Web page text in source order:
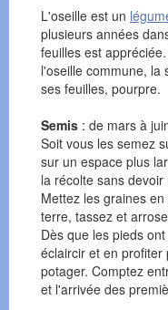
L'oseille est un
plusieurs années
feuilles est
l'oseille commune, la
ses feuilles, pourpre.
Semis : de mars à
Soit vous les semez
sur un espace plus
la récolte sans
Mettez les graines
terre, tassez et
Dès que les pieds
éclaircir et en
potager. Comptez
et l'arrivée des